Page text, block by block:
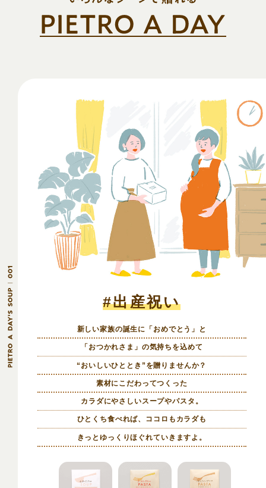
#出産祝い
新しい家族の誕生に「おめでとう」と
「おつかれさま」の気持ちを込めて
“おいしいひととき”を贈りませんか？
素材にこだわってつくった
カラダにやさしいスープやパスタ。
ひとくち食べれば、ココロもカラダも
きっとゆっくりほぐれていきますよ。